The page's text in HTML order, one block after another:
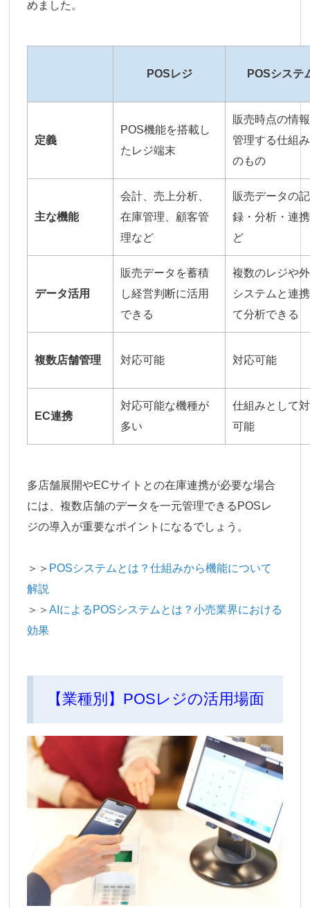
めました。
POSレジ POSシステ
定義
POS機能を搭載し
たレジ端末
販売時点の情
管理する仕組
のもの
主な機能
会計、売上分析、
在庫管理、顧客管
理など
販売データの記
録・分析・連
ど
データ活用
販売データを蓄積
し経営判断に活用
できる
複数のレジや
システムと連
て分析できる
複数店舗管理 対応可能 対応可能
EC連携
対応可能な機種が
多い
仕組みとして
可能
多店舗展開やECサイトとの在庫連携が必要な場合
には、複数店舗のデータを一元管理できるPOSレ
ジの導入が重要なポイントになるでしょう。
＞＞ POSシステムとは？仕組みから機能について
解説
＞＞AIによるPOSシステムとは？小売業界における
効果
【業種別】POSレジの活用場面